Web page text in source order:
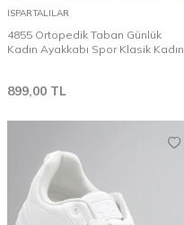
ISPARTALILAR
4855 Ortopedik Taban Günlük
Kadın Ayakkabı Spor Klasik Kadın
899,00 TL